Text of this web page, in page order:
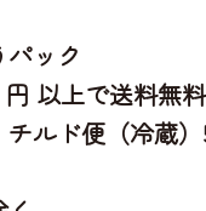
ック
以上で送料無料
ルド便（冷蔵